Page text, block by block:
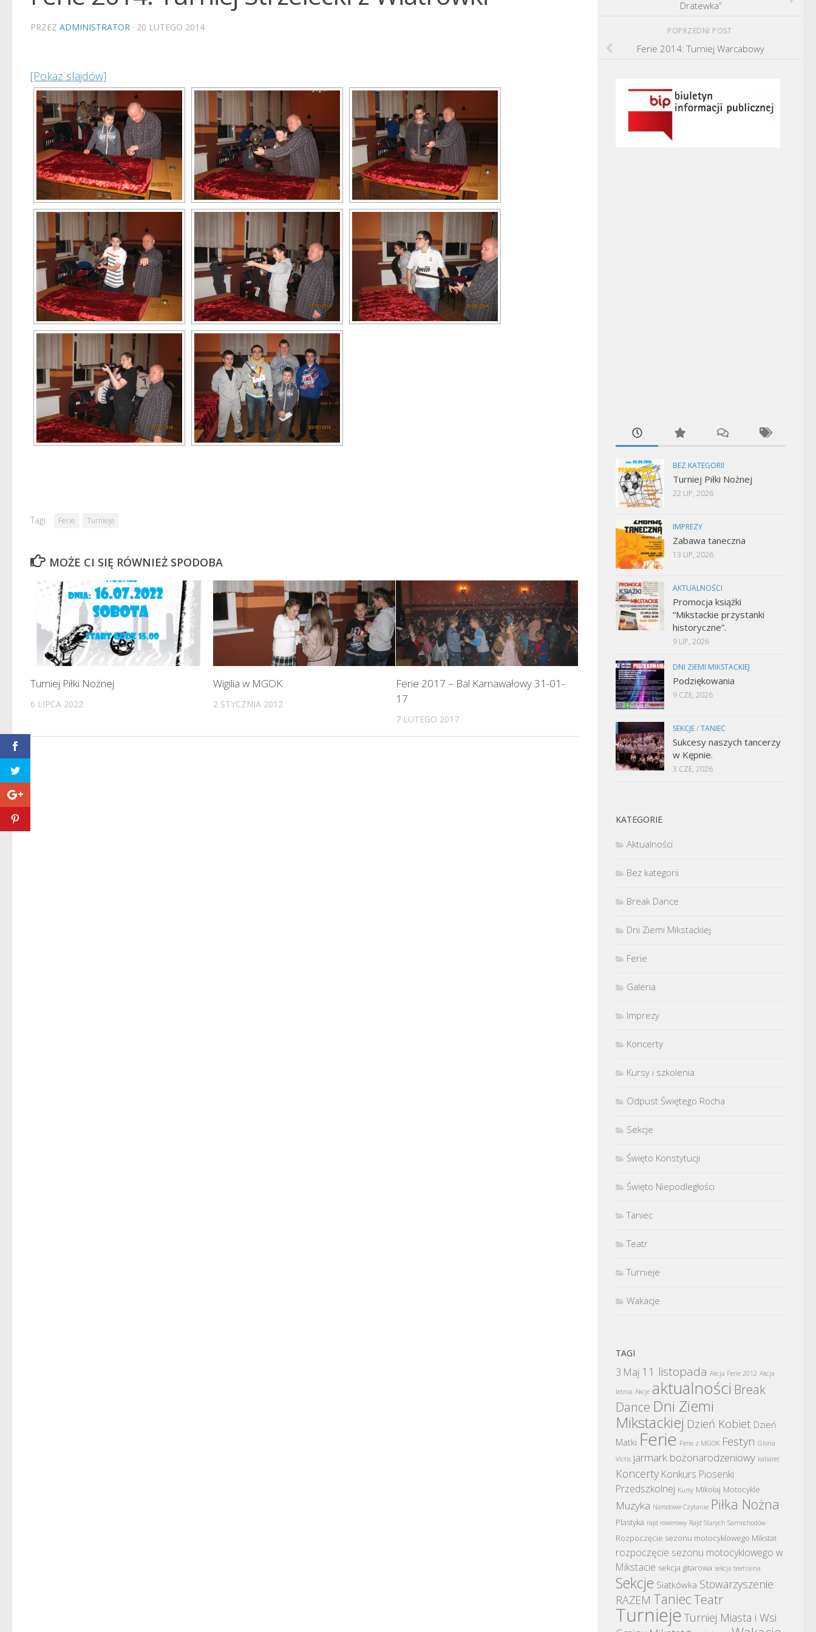
PRZEZ ADMINISTRATOR · 20 LUTEGO 2014
[Pokaz slajdów]
Tagi: Ferie Turnieje
MOŻE CI SIĘ RÓWNIEŻ SPODOBA
Turniej Piłki Nożnej
6 LIPCA 2022
Wigilia w MGOK
2 STYCZNIA 2012
Ferie 2017 – Bal Karnawałowy 31-01-
17
7 LUTEGO 2017
Dratewka”
POPRZEDNI POST
Ferie 2014: Turniej Warcabowy
BEZ KATEGORII
Turniej Piłki Nożnej
22 LIP, 2026
IMPREZY
Zabawa taneczna
13 LIP, 2026
AKTUALNOŚCI
Promocja książki
“Mikstackie przystanki
historyczne”.
9 LIP, 2026
DNI ZIEMI MIKSTACKIEJ
Podziękowania
9 CZE, 2026
SEKCJE/TANIEC
Sukcesy naszych tancerzy
w Kępnie.
3 CZE, 2026
KATEGORIE
Aktualności
Bez kategorii
Break Dance
Dni Ziemi Mikstackiej
Ferie
Galeria
Imprezy
Koncerty
Kursy i szkolenia
Odpust Świętego Rocha
Sekcje
Święto Konstytucji
Święto Niepodległości
Taniec
Teatr
Turnieje
Wakacje
TAGI
3 Maj 11 listopada Akcja Ferie 2012 Akcja
letnia Akcje aktualności Break
Dance Dni Ziemi
Mikstackiej Dzień Kobiet Dzień
Matki Ferie Ferie z MGOK Festyn Gloria
Victis jarmark bożonarodzeniowy kabaret
Koncerty Konkurs Piosenki
Przedszkolnej Kursy Mikołaj Motocykle
Muzyka Narodowe Czytanie Piłka Nożna
Plastyka rajd rowerowy Rajd Starych Samochodów
Rozpoczęcie sezonu motocyklowego Mikstat
rozpoczęcie sezonu motocyklowego w
Mikstacie sekcja gitarowa sekcja teatralna
Sekcje Siatkówka Stowarzyszenie
RAZEM TaniecTeatr
Turnieje Turniej Miasta i Wsi